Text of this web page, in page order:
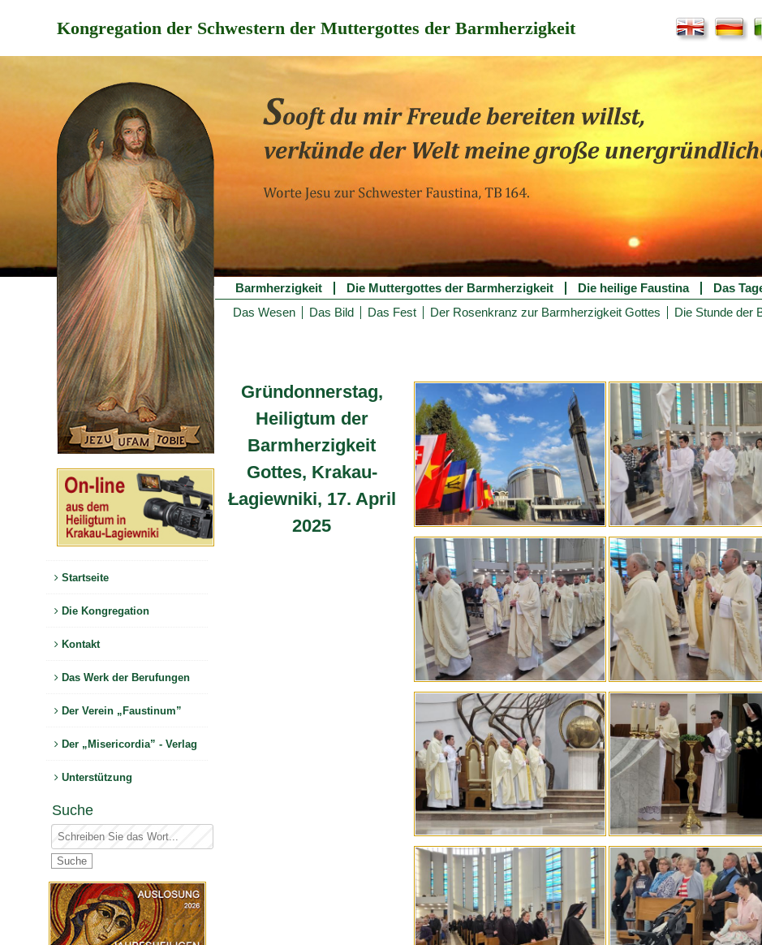
Kongregation der Schwestern der Muttergottes der Barmherzigkeit
Startseite
Die Kongregation
Kontakt
Das Werk der Berufungen
Der Verein „Faustinum”
Der „Misericordia” - Verlag
Unterstützung
Suche
Barmherzigkeit Die Muttergottes der Barmherzigkeit Die heilige Faustina Das
Das Wesen
Das Bild Das Fest Der Rosenkranz zur Barmherzigkeit Gottes Die Stunde der
Gründonnerstag,
Heiligtum der
Barmherzigkeit
Gottes, Krakau-
Łagiewniki, 17. April
2025